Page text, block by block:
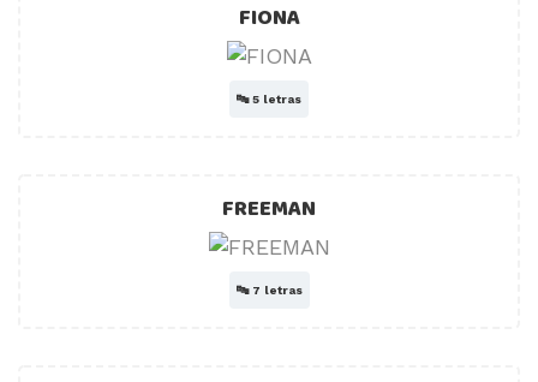
FIONA
🔤5 letras
FREEMAN
🔤 7 letras